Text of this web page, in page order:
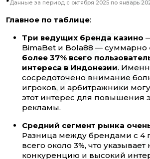
Данные за период с октября 2025 по январь
Главное по таблице:
Три ведущих бренда казино
BimaBet и Bola88 — суммарно
более 37% всего
интереса в Индонезии.
сосредоточено внимание
игроков, и арбитражники
этот интерес для повышения
рекламы.
Средний сегмент рынка
Разница между брендами с 4
всего около 3%, что
конкуренцию и высокий